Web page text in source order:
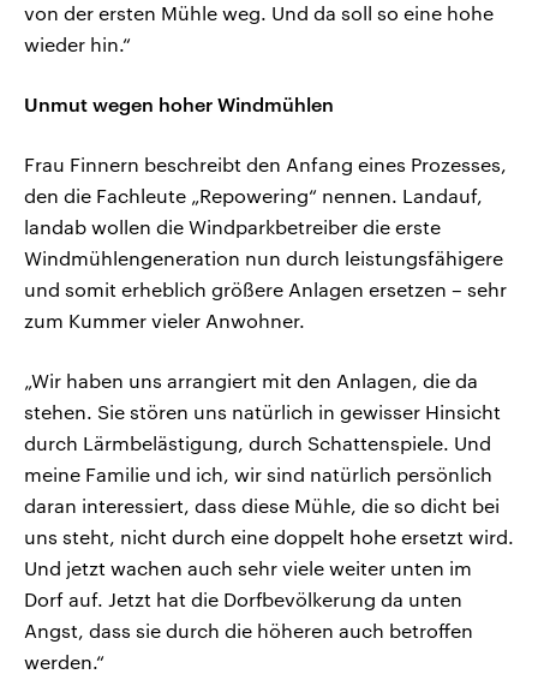
von der ersten Mühle weg. Und da soll so eine hohe
wieder hin.“
Unmut wegen hoher Windmühlen
Frau Finnern beschreibt den Anfang eines Prozesses,
den die Fachleute „Repowering“ nennen. Landauf,
landab wollen die Windparkbetreiber die erste
Windmühlengeneration nun durch leistungsfähigere
und somit erheblich größere Anlagen ersetzen – sehr
zum Kummer vieler Anwohner.
„Wir haben uns arrangiert mit den Anlagen, die da
stehen. Sie stören uns natürlich in gewisser Hinsicht
durch Lärmbelästigung, durch Schattenspiele. Und
meine Familie und ich, wir sind natürlich persönlich
daran interessiert, dass diese Mühle, die so dicht bei
uns steht, nicht durch eine doppelt hohe ersetzt wird.
Und jetzt wachen auch sehr viele weiter unten im
Dorf auf. Jetzt hat die Dorfbevölkerung da unten
Angst, dass sie durch die höheren auch betroffen
werden.“